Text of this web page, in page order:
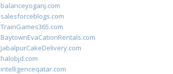
balanceyoganj.com
salesforceblogs.com
TrainGames365.com
BaytownEvaCationRentals.com
JabalpurCakeDelivery.com
halobjd.com
intelligenceqatar.com